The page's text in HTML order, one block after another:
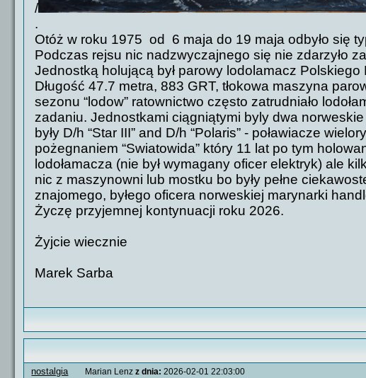
/
.
Otóż w roku 1975 od 6 maja do 19 maja odbyło się
Podczas rejsu nic nadzwyczajnego się nie zdarzyło
Jednostką holującą był parowy lodolamacz
Długość 47.7 metra, 883 GRT, tłokowa maszyna
sezonu “lodow” ratownictwo często zatrudniało
zadaniu. Jednostkami ciągniątymi byly dwa
były D/h “Star III” and D/h “Polaris” - poławiacze
pożegnaniem “Swiatowida” który 11 lat po tym
lodołamacza (nie był wymagany oficer elektryk) ale
nic z maszynowni lub mostku bo były pełne
znajomego, byłego oficera norweskiej marynarki
Życzę przyjemnej kontynuacji roku 2026.
Żyjcie wiecznie
Marek Sarba
nostalgia Marian Lenzz dnia: 2026-02-01 22:03:00